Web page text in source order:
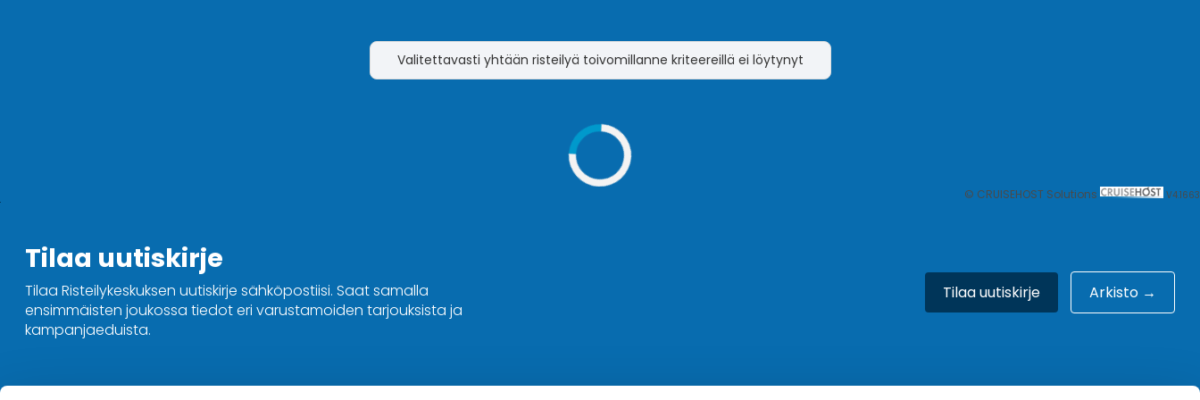
Valitettavasti yhtään risteilyä toivomillanne kriteereillä ei löytynyt
© CRUISEHOST Solutions V4.1663
Tilaa uutiskirje
Tilaa Risteilykeskuksen uutiskirje sähköpostiisi. Saat samalla
ensimmäisten joukossa tiedot eri varustamoiden tarjouksista ja
kampanjaeduista.
Tilaa uutiskirje Arkisto →
Ota yhteyttä Hyvä tietää Meistä